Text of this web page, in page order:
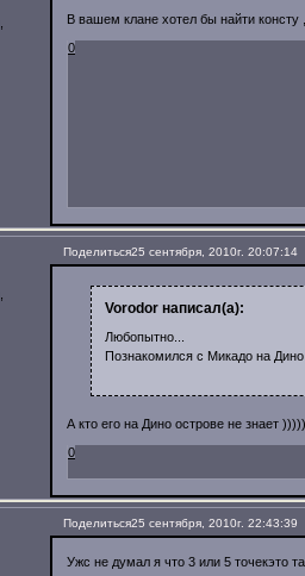
В вашем клане хотел бы найти
0
Поделиться25 сентября, 2010г. 20:07:14
Vorodor написал(а):
Любопытно...
Познакомился с Микадо на
А кто его на Дино острове не знает
0
Поделиться25 сентября, 2010г. 22:43:39
Ужс не думал я что 3 или 5 точекэто